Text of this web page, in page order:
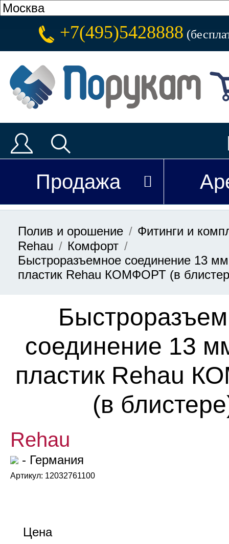
+7(495)5428888
Продажа
Полив и орошение
Фитинги и
Rehau
Комфорт
Быстроразъемное соединение 13
пластик Rehau КОМФОРТ (в
соединение 13
пластик Rehau
(в
Rehau
- Германия
Артикул: 12032761100
Цена